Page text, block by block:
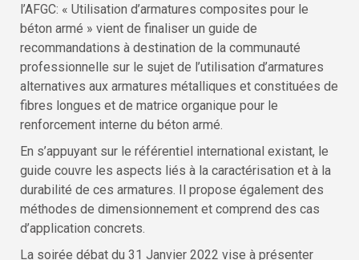
l’AFGC: « Utilisation d’armatures composites pour le
béton armé » vient de finaliser un guide de
recommandations à destination de la communauté
professionnelle sur le sujet de l’utilisation d’armatures
alternatives aux armatures métalliques et constituées de
fibres longues et de matrice organique pour le
renforcement interne du béton armé.
En s’appuyant sur le référentiel international existant, le
guide couvre les aspects liés à la caractérisation et à la
durabilité de ces armatures. Il propose également des
méthodes de dimensionnement et comprend des cas
d’application concrets.
La soirée débat du 31 Janvier 2022 vise à présenter